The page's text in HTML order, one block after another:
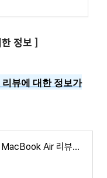
정보 ]
뷰에 대한 정보가
Apple의 15인치 M2 MacBook Air 리뷰에 대한 정보가 나타났다? 그 정보는 무엇인가?